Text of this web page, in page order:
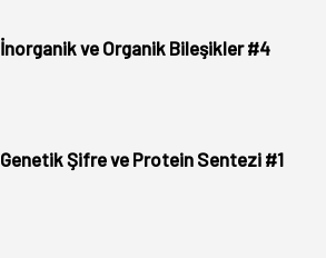
İnorganik ve Organik Bileşikler #4
Genetik Şifre ve Protein Sentezi #1